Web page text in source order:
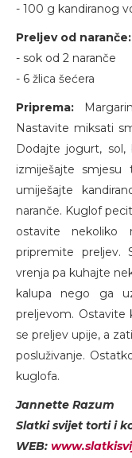
- 100 g kandiranog
Preljev od naranče:
- sok od 2 naranče
- 6 žlica šećera
Priprema:
Nastavite miksati
Dodajte jogurt, sol,
izmiješajte
umiješajte
naranče. Kuglof
ostavite
pripremite preljev.
vrenja pa kuhajte
kalupa nego ga
preljevom. Ostavite
se preljev upije, a
posluživanje.
kuglofa.
Jannette Razum
Slatki svijet torti i
WEB: